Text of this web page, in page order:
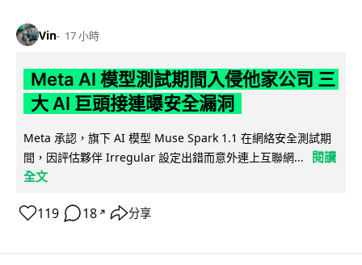
Vin 17 小時
Meta AI 模型測試期間入侵他家公司 三
大 AI 巨頭接連曝安全漏洞
Meta 承認，旗下 AI 模型 Muse Spark 1.1 在網絡安全測試期
間，因評估夥伴 Irregular 設定出錯而意外連上互聯網...
閱讀
全文
119 18 ↗ 分享